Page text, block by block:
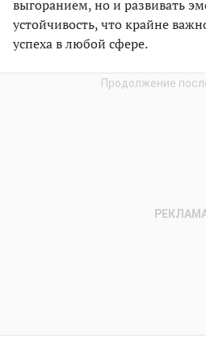
выгоранием, но и развивать
устойчивость, что крайне
успеха в любой сфере.